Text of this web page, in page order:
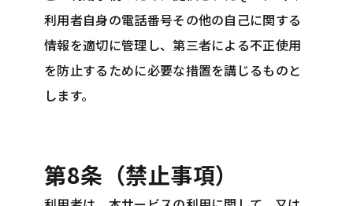
利用者自身の電話番号その他の自己に関する
情報を適切に管理し、第三者による不正使用
を防止するために必要な措置を講じるものと
します。
第8条（禁止事項）